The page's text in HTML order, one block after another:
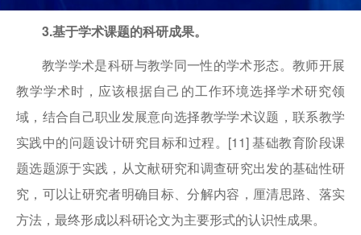
3.基于学术课题的科研成果。
教学学术是科研与教学同一性的学术形态。教师开展
教学学术时，应该根据自己的工作环境选择学术研究领
域，结合自己职业发展意向选择教学学术议题，联系教学
实践中的问题设计研究目标和过程。[11] 基础教育阶段课
题选题源于实践，从文献研究和调查研究出发的基础性研
究，可以让研究者明确目标、分解内容，厘清思路、落实
方法，最终形成以科研论文为主要形式的认识性成果。